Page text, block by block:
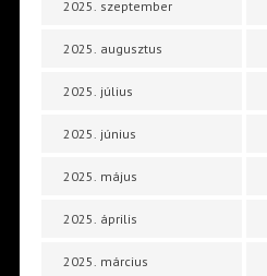
2025. szeptember
2025. augusztus
2025. július
2025. június
2025. május
2025. április
2025. március